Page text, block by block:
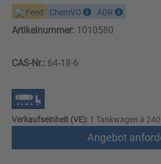
Feed ChemVO ADR
Artikelnummer: 1010580
CAS-Nr.: 64-18-6
Verkaufseinheit (VE): 1 Tankwagen à
Angebot